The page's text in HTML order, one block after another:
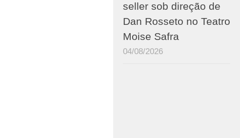
seller sob direção de
Dan Rosseto no Teatro
Moise Safra
04/08/2026